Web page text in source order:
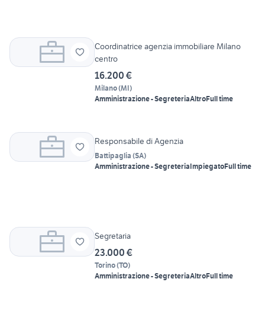
Coordinatrice agenzia immobiliare Milano
centro
16.200 €
Milano(MI)
Amministrazione - SegreteriaAltroFull time
Responsabile di Agenzia
Battipaglia (SA)
Amministrazione - SegreteriaImpiegatoFull time
Segretaria
23.000 €
Torino(TO)
Amministrazione - SegreteriaAltroFull time